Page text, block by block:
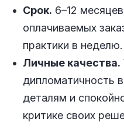
Срок. 6–12
оплачиваемых
практики в неделю.
Личные качества.
дипломатичность
деталям и
критике своих